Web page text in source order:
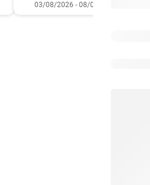
03/08/2026 - 08/08/2026